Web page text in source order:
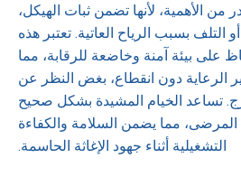
من الأهمية، لأنها تضمن ثبات الهيكل،
التلف بسبب الرياح العاتية. تعتبر هذه
على بيئة آمنة وخاضعة للرقابة، مما
الرعاية دون انقطاع، بغض النظر عن
تساعد الخيام المشيدة بشكل صحيح
مما يضمن السلامة والكفاءة
التشغيلية أثناء جهود الإغاثة الحاسمة.